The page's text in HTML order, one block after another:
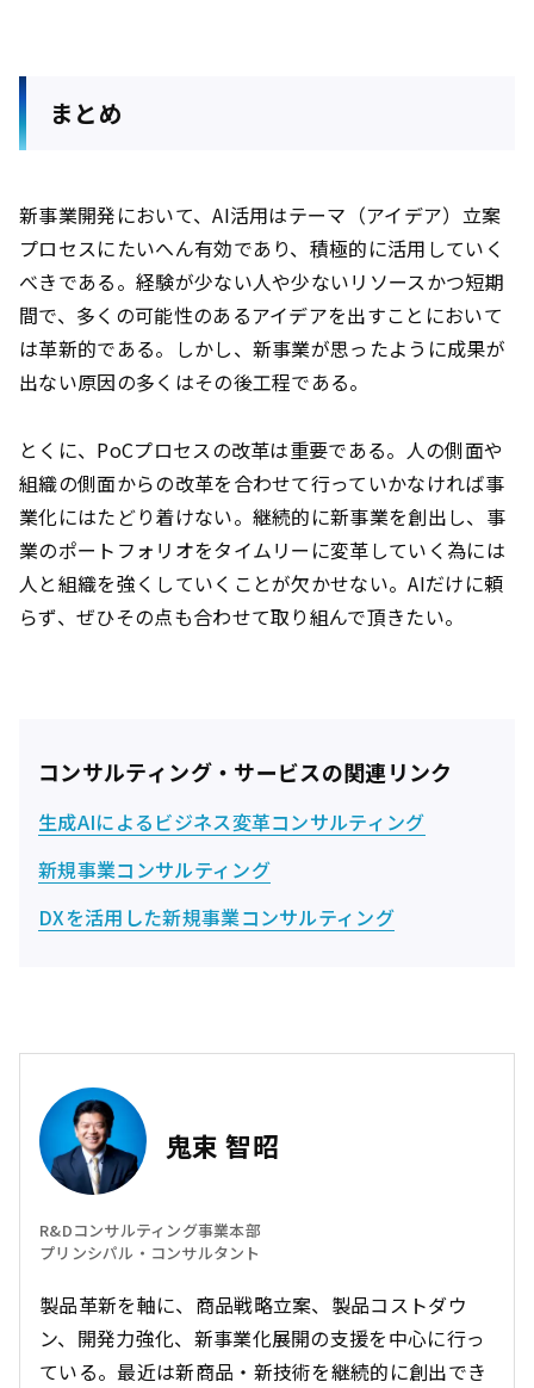
まとめ
新事業開発において、AI活用はテーマ（アイデア）立案
プロセスにたいへん有効であり、積極的に活用していく
べきである。経験が少ない人や少ないリソースかつ短期
間で、多くの可能性のあるアイデアを出すことにおいて
は革新的である。しかし、新事業が思ったように成果が
出ない原因の多くはその後工程である。
とくに、PoCプロセスの改革は重要である。人の側面や
組織の側面からの改革を合わせて行っていかなければ事
業化にはたどり着けない。継続的に新事業を創出し、事
業のポートフォリオをタイムリーに変革していく為には
人と組織を強くしていくことが欠かせない。AIだけに頼
らず、ぜひその点も合わせて取り組んで頂きたい。
コンサルティング・サービスの関連リンク
生成AIによるビジネス変革コンサルティング
新規事業コンサルティング
DXを活用した新規事業コンサルティング
鬼束 智昭
R&Dコンサルティング事業本部
プリンシパル・コンサルタント
製品革新を軸に、商品戦略立案、製品コストダウ
ン、開発力強化、新事業化展開の支援を中心に行っ
ている。最近は新商品・新技術を継続的に創出でき